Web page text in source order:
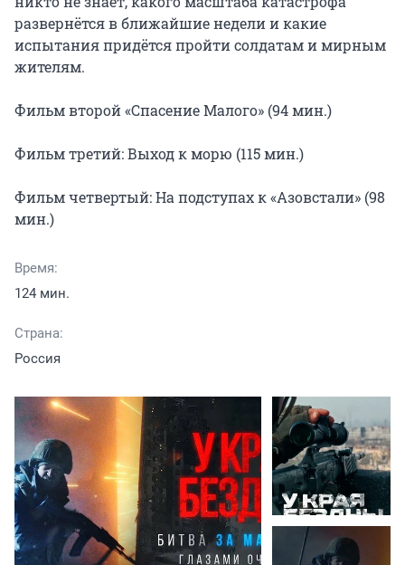
развернётся в ближайшие недели и какие
испытания придётся пройти солдатам и мирным
жителям.
Фильм второй «Спасение Малого» (94 мин.)
Фильм третий: Выход к морю (115 мин.)
Фильм четвертый: На подступах к «Азовстали» (98
мин.)
Время:
124 мин.
Страна:
Россия